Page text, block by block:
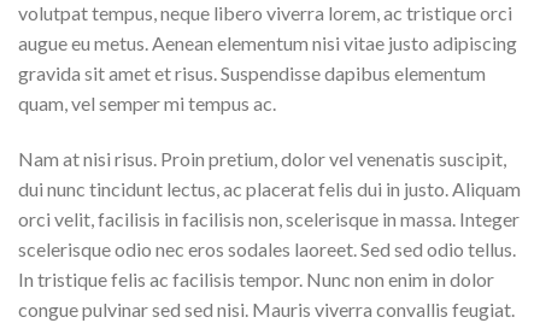
volutpat tempus, neque libero viverra lorem, ac tristique orci
augue eu metus. Aenean elementum nisi vitae justo adipiscing
gravida sit amet et risus. Suspendisse dapibus elementum
quam, vel semper mi tempus ac.
Nam at nisi risus. Proin pretium, dolor vel venenatis suscipit,
dui nunc tincidunt lectus, ac placerat felis dui in justo. Aliquam
orci velit, facilisis in facilisis non, scelerisque in massa. Integer
scelerisque odio nec eros sodales laoreet. Sed sed odio tellus.
In tristique felis ac facilisis tempor. Nunc non enim in dolor
congue pulvinar sed sed nisi. Mauris viverra convallis feugiat.